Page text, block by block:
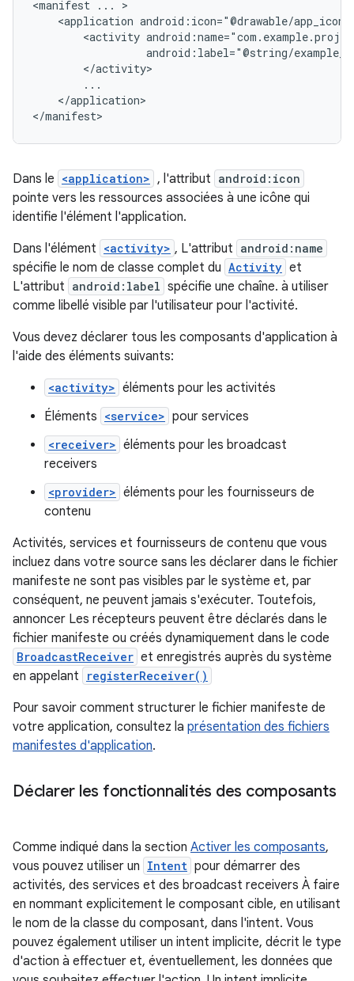
<manifest ...
<application android:icon="@drawable/
<activity
android:label="@string/
</application>
</manifest>
Dans le <application> , l'attribut android:icon
pointe vers les ressources associées à une icône qui
identifie l'élément l'application.
Dans l'élément <activity> , L'attribut android:name
spécifie le nom de classe complet du Activity et
L'attribut android:label spécifie une chaîne. à utiliser
comme libellé visible par l'utilisateur pour l'activité.
Vous devez déclarer tous les composants d'application à
l'aide des éléments suivants:
<activity> éléments pour les activités
Éléments <service> pour services
<receiver> éléments pour les broadcast
receivers
<provider> éléments pour les fournisseurs de
contenu
Activités, services et fournisseurs de contenu que vous
incluez dans votre source sans les déclarer dans le fichier
manifeste ne sont pas visibles par le système et, par
conséquent, ne peuvent jamais s'exécuter. Toutefois,
annoncer Les récepteurs peuvent être déclarés dans le
fichier manifeste ou créés dynamiquement dans le code
BroadcastReceiver et enregistrés auprès du système
en appelant
registerReceiver()
Pour savoir comment structurer le fichier manifeste de
votre application, consultez la présentation des fichiers
manifestes d'application.
Déclarer les fonctionnalités des composants
Comme indiqué dans la section Activer les composants,
vous pouvez utiliser un Intent pour démarrer des
activités, des services et des broadcast receivers À faire
en nommant explicitement le composant cible, en utilisant
le nom de la classe du composant, dans l'intent. Vous
pouvez également utiliser un intent implicite, décrit le type
d'action à effectuer et, éventuellement, les données que